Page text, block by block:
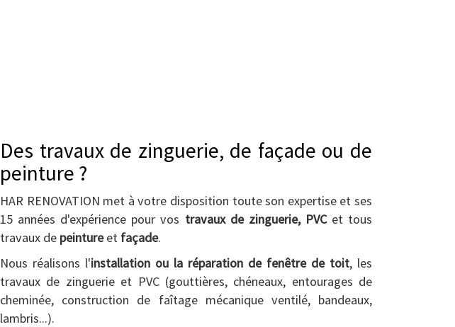
Des travaux de zinguerie, de façade ou de
peinture ?
HAR RENOVATION met à votre disposition toute son expertise et ses
15 années d'expérience pour vos travaux de zinguerie, PVCet tous
travaux de peintureet façade.
Nous réalisons l'installation ou la réparation de fenêtre de toit, les
travaux de zinguerie et PVC (gouttières, chéneaux, entourages de
cheminée, construction de faîtage mécanique ventilé, bandeaux,
lambris...).